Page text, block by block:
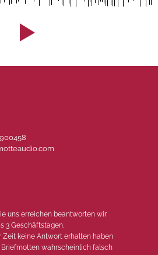
uns erreichen beantworten wir
3 Geschäftstagen.
Zeit keine Antwort erhalten haben
wahrscheinlich falsch